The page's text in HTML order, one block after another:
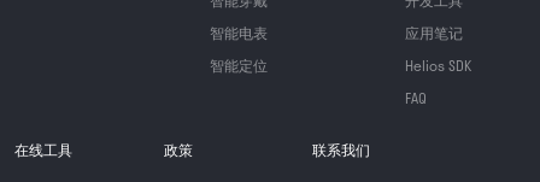
智能电表
智能定位
应用笔记
Helios SDK
FAQ
在线工具 政策 联系我们